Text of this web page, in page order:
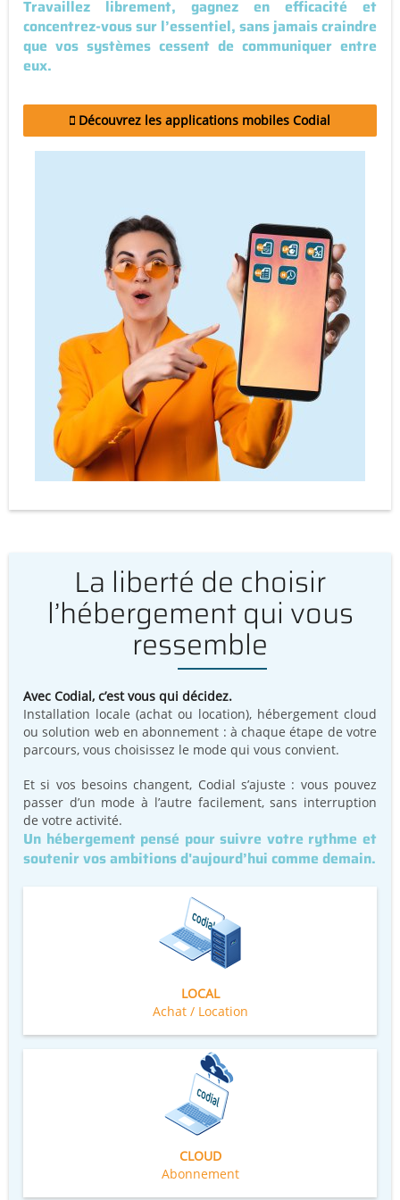
Travaillez librement, gagnez en efficacité et
concentrez-vous sur l’essentiel, sans jamais craindre
que vos systèmes cessent de communiquer entre
eux.
Découvrez les applications mobiles Codial
La liberté de choisir
l’hébergement qui vous
ressemble
Avec Codial, c’est vous qui décidez.
Installation locale (achat ou location), hébergement cloud
ou solution web en abonnement : à chaque étape de votre
parcours, vous choisissez le mode qui vous convient.
Et si vos besoins changent, Codial s’ajuste : vous pouvez
passer d’un mode à l’autre facilement, sans interruption
de votre activité.
Un hébergement pensé pour suivre votre rythme et
soutenir vos ambitions d'aujourd’hui comme demain.
LOCAL
Achat / Location
CLOUD
Abonnement